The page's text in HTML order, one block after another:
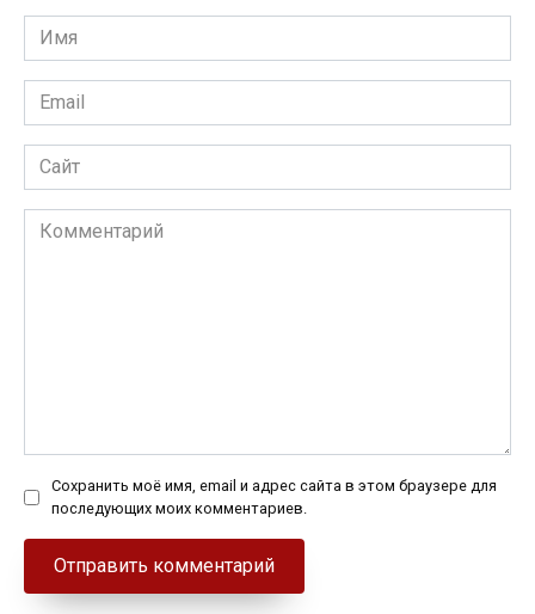
Имя
*
Email
*
Сайт
Комментарий
Сохранить моё имя, email и адрес сайта в этом браузере для
последующих моих комментариев.